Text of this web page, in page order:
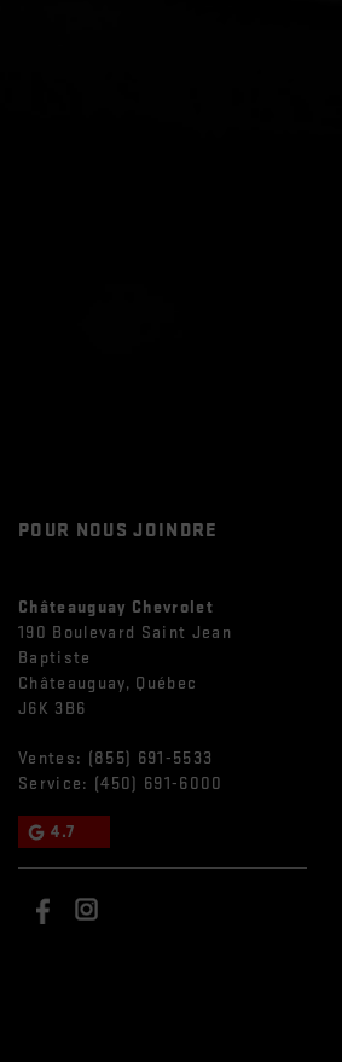
POUR NOUS JOINDRE
Châteauguay Chevrolet
190 Boulevard Saint Jean
Baptiste
Châteauguay, Québec
J6K 3B6
Ventes: (855) 691-5533
Service: (450) 691-6000
4.7